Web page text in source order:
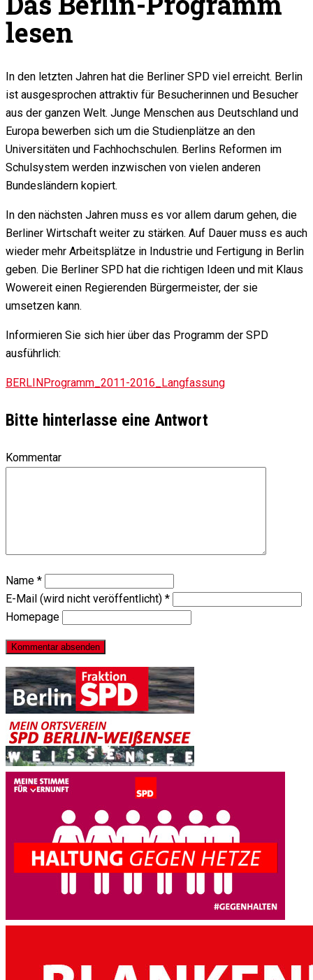
lesen
In den letzten Jahren hat die Berliner SPD viel erreicht. Berlin
ist ausgesprochen attraktiv für Besucherinnen und Besucher
aus der ganzen Welt. Junge Menschen aus Deutschland und
Europa bewerben sich um die Studienplätze an den
Universitäten und Fachhochschulen. Berlins Reformen im
Schulsystem werden inzwischen von vielen anderen
Bundesländern kopiert.
In den nächsten Jahren muss es vor allem darum gehen, die
Berliner Wirtschaft weiter zu stärken. Auf Dauer muss es auch
wieder mehr Arbeitsplätze in Industrie und Fertigung in Berlin
geben. Die Berliner SPD hat die richtigen Ideen und mit Klaus
Wowereit einen Regierenden Bürgermeister, der sie
umsetzen kann.
Informieren Sie sich hier über das Programm der SPD
ausführlich:
BERLINProgramm_2011-2016_Langfassung
Bitte hinterlasse eine Antwort
Kommentar
Name *
E-Mail (wird nicht veröffentlicht) *
Homepage